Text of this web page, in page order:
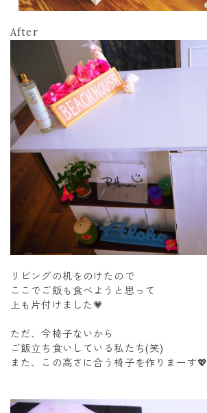
After
リビングの机をのけたので
ここでご飯も食べようと思って
上も片付けました💗
ただ、今椅子ないから
ご飯立ち食いしている私たち(笑)
また、この高さに合う椅子を作りまーす💖